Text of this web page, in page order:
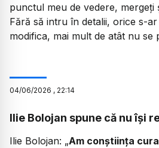
punctul meu de vedere, mergeți
Fără să intru în detalii, orice s-
modifica, mai mult de atât nu se
04/06/2026 , 22:14
Ilie Bolojan spune că nu își
Ilie Bolojan: „Am conștiința